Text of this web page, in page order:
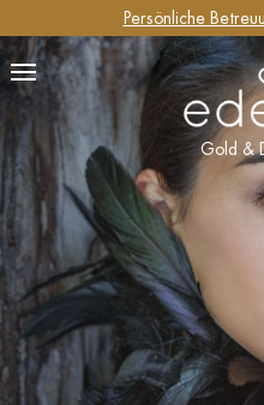
Persönliche
Gold &